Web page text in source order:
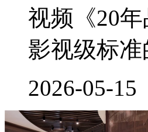
视频《20
影视级标准
2026-05-15